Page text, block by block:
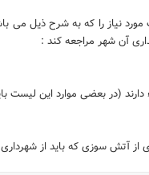
نیاز را که به شرح ذیل می
آن شهر مراجعه کند :
(در بعضی موارد این لیست
از آتش سوزی که باید از